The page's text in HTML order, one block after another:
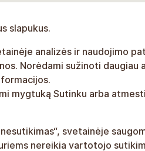
slapukus.
analizės ir naudojimo
Norėdami sužinoti daugiau
mygtuką Sutinku arba
svetainėje
nereikia vartotojo